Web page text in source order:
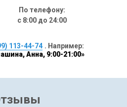
По телефону:
с 8:00 до 24:00
113-44-74 . Например:
Анна, 9:00-21:00»